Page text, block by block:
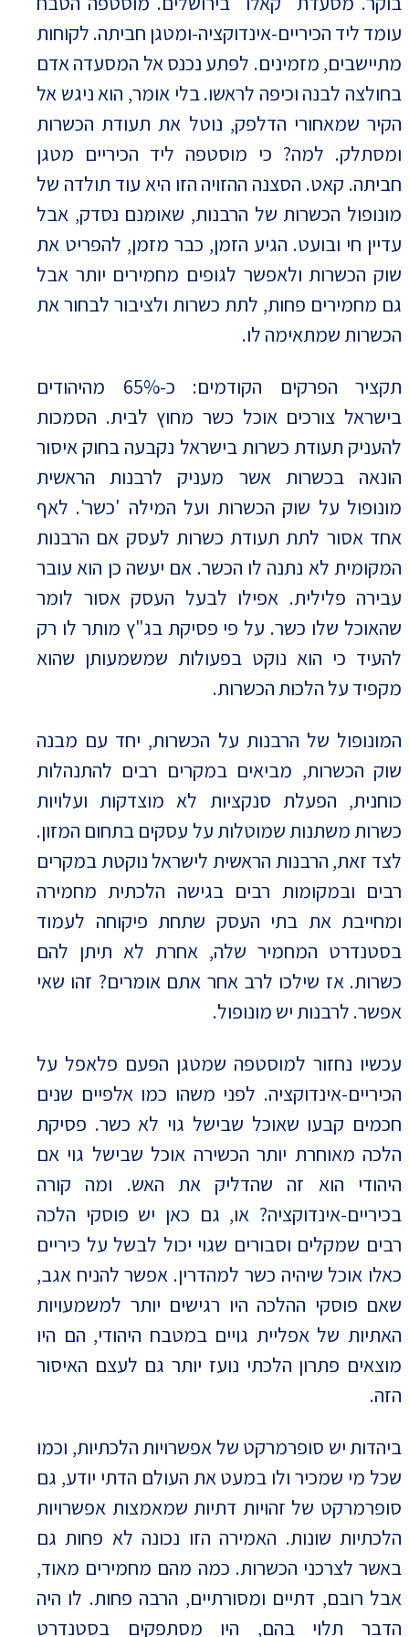
עומד ליד הכיריים-אינדוקציה-ומטגן חביתה. לקוחות
מתיישבים, מזמינים. לפתע נכנס אל המסעדה אדם
בחולצה לבנה וכיפה לראשו. בלי אומר, הוא ניגש אל
הקיר שמאחורי הדלפק, נוטל את תעודת הכשרות
ומסתלק. למה? כי מוסטפה ליד הכיריים מטגן
חביתה. קאט. הסצנה ההזויה הזו היא עוד תולדה של
מונופול הכשרות של הרבנות, שאומנם נסדק, אבל
עדיין חי ובועט. הגיע הזמן, כבר מזמן, להפריט את
שוק הכשרות ולאפשר לגופים מחמירים יותר אבל
גם מחמירים פחות, לתת כשרות ולציבור לבחור את
הכשרות שמתאימה לו.
תקציר הפרקים הקודמים: כ-65% מהיהודים
בישראל צורכים אוכל כשר מחוץ לבית. הסמכות
להעניק תעודת כשרות בישראל נקבעה בחוק איסור
הונאה בכשרות אשר מעניק לרבנות הראשית
מונופול על שוק הכשרות ועל המילה 'כשר'. לאף
אחד אסור לתת תעודת כשרות לעסק אם הרבנות
המקומית לא נתנה לו הכשר. אם יעשה כן הוא עובר
עבירה פלילית. אפילו לבעל העסק אסור לומר
שהאוכל שלו כשר. על פי פסיקת בג"ץ מותר לו רק
להעיד כי הוא נוקט בפעולות שמשמעותן שהוא
מקפיד על הלכות הכשרות.
המונופול של הרבנות על הכשרות, יחד עם מבנה
שוק הכשרות, מביאים במקרים רבים להתנהלות
כוחנית, הפעלת סנקציות לא מוצדקות ועלויות
כשרות משתנות שמוטלות על עסקים בתחום המזון.
לצד זאת, הרבנות הראשית לישראל נוקטת במקרים
רבים ובמקומות רבים בגישה הלכתית מחמירה
ומחייבת את בתי העסק שתחת פיקוחה לעמוד
בסטנדרט המחמיר שלה, אחרת לא תיתן להם
כשרות. אז שילכו לרב אחר אתם אומרים? זהו שאי
אפשר. לרבנות יש מונופול.
עכשיו נחזור למוסטפה שמטגן הפעם פלאפל על
הכיריים-אינדוקציה. לפני משהו כמו אלפיים שנים
חכמים קבעו שאוכל שבישל גוי לא כשר. פסיקת
הלכה מאוחרת יותר הכשירה אוכל שבישל גוי אם
היהודי הוא זה שהדליק את האש. ומה קורה
בכיריים-אינדוקציה? או, גם כאן יש פוסקי הלכה
רבים שמקלים וסבורים שגוי יכול לבשל על כיריים
כאלו אוכל שיהיה כשר למהדרין. אפשר להניח אגב,
שאם פוסקי ההלכה היו רגישים יותר למשמעויות
האתיות של אפליית גויים במטבח היהודי, הם היו
מוצאים פתרון הלכתי נועז יותר גם לעצם האיסור
הזה.
ביהדות יש סופרמרקט של אפשרויות הלכתיות, וכמו
שכל מי שמכיר ולו במעט את העולם הדתי יודע, גם
סופרמרקט של זהויות דתיות שמאמצות אפשרויות
הלכתיות שונות. האמירה הזו נכונה לא פחות גם
באשר לצרכני הכשרות. כמה מהם מחמירים מאוד,
אבל רובם, דתיים ומסורתיים, הרבה פחות. לו היה
הדבר תלוי בהם, היו מסתפקים בסטנדרט